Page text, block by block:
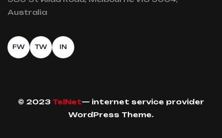
Australia
FW TW IN
© 2023 TelNet— internet service provider
WordPress Theme.